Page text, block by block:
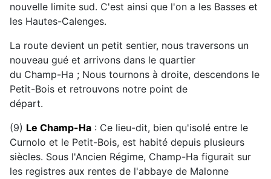
nouvelle limite sud. C'est ainsi que l'on a les Basses et
les Hautes-Calenges.
La route devient un petit sentier, nous traversons un
nouveau gué et arrivons dans le quartier
du Champ-Ha ; Nous tournons à droite, descendons le
Petit-Bois et retrouvons notre point de
départ.
(9) Le Champ-Ha : Ce lieu-dit, bien qu'isolé entre le
Curnolo et le Petit-Bois, est habité depuis plusieurs
siècles. Sous l'Ancien Régime, Champ-Ha figurait sur
les registres aux rentes de l'abbaye de Malonne